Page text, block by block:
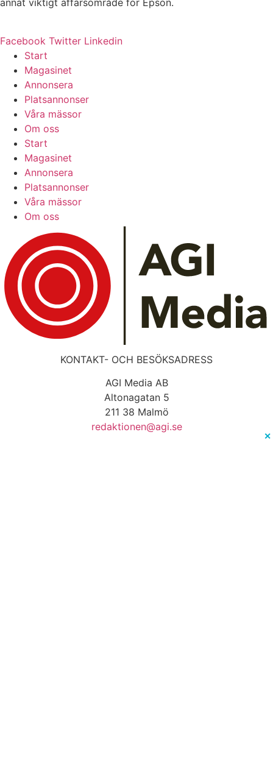
annat viktigt affärsområde för Epson.
Facebook Twitter Linkedin
Start
Magasinet
Annonsera
Platsannonser
Våra mässor
Om oss
Start
Magasinet
Annonsera
Platsannonser
Våra mässor
Om oss
KONTAKT- OCH BESÖKSADRESS
AGI Media AB
Altonagatan 5
211 38 Malmö
redaktionen@agi.se
✕